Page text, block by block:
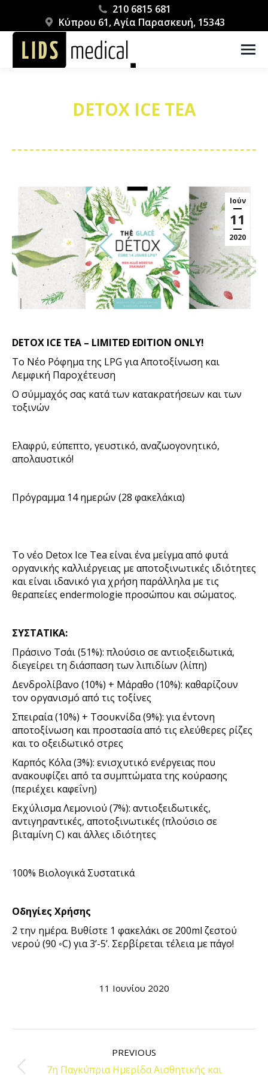
210 6815 681
Κύπρου 61, Αγία Παρασκευή, 15343
DETOX ICE TEA
Ιούν
11
2020
DETOX ICE TEA – LIMITED EDITION ONLY!
Το Νέο Ρόφημα της LPG για Αποτοξίνωση και
Λεμφική Παροχέτευση
Ο σύμμαχός σας κατά των κατακρατήσεων και των
τοξινών
Ελαφρύ, εύπεπτο, γευστικό, αναζωογονητικό,
απολαυστικό!
Πρόγραμμα 14 ημερών (28 φακελάκια)
Το νέο Detox Ice Tea είναι ένα μείγμα από φυτά
οργανικής καλλιέργειας με αποτοξινωτικές ιδιότητες
και είναι ιδανικό για χρήση παράλληλα με τις
θεραπείες endermologie προσώπου και σώματος.
ΣΥΣΤΑΤΙΚΑ:
Πράσινο Τσάι (51%): πλούσιο σε αντιοξειδωτικά,
διεγείρει τη διάσπαση των λιπιδίων (λίπη)
Δενδρολίβανο (10%) + Μάραθο (10%): καθαρίζουν
τον οργανισμό από τις τοξίνες
Σπειραία (10%) + Τσουκνίδα (9%): για έντονη
αποτοξίνωση και προστασία από τις ελεύθερες ρίζες
και το οξειδωτικό στρες
Καρπός Κόλα (3%): ενισχυτικό ενέργειας που
ανακουφίζει από τα συμπτώματα της κούρασης
(περιέχει καφεΐνη)
Εκχύλισμα Λεμονιού (7%): αντιοξειδωτικές,
αντιγηραντικές, αποτοξινωτικές (πλούσιο σε
βιταμίνη C) και άλλες ιδιότητες
100% Βιολογικά Συστατικά
Οδηγίες Χρήσης
2 την ημέρα. Βυθίστε 1 φακελάκι σε 200ml ζεστού
νερού (90 ◦C) για 3’-5’. Σερβίρεται τέλεια με πάγο!
11 Ιουνίου 2020
PREVIOUS
7η Παγκύπρια Ημερίδα Αισθητικής και